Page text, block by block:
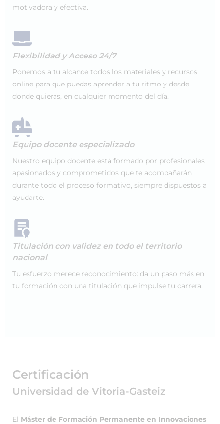
motivadora y efectiva.
Flexibilidad y Acceso 24/7
Ponemos a tu alcance todos los materiales y recursos
online para que puedas aprender a tu ritmo y desde
donde quieras, en cualquier momento del día.
Equipo docente especializado
Nuestro equipo docente está formado por profesionales
apasionados y comprometidos que te acompañarán
durante todo el proceso formativo, siempre dispuestos a
ayudarte.
Titulación con validez en todo el territorio
nacional
Tu esfuerzo merece reconocimiento: da un paso más en
tu formación con una titulación que impulse tu carrera.
Certificación
Universidad de Vitoria-Gasteiz
El Máster de Formación Permanente en Innovaciones